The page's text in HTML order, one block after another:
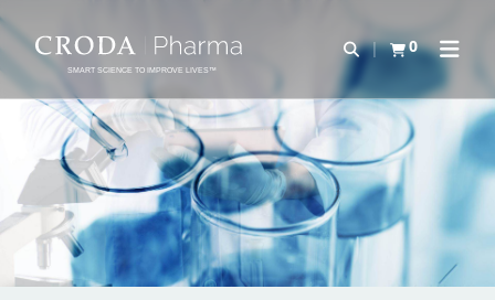
IR
PARA
O
CONTEÚDO
PULAR
PARA
O
MENU
SMART SCIENCE TO IMPROVE LIVES™
Abrir pesquisa
0
Exibir cestaAbrir